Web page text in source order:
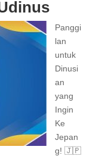
Panggi
lan
untuk
Dinusi
an
yang
Ingin
Ke
Jepan
g! 🇯🇵